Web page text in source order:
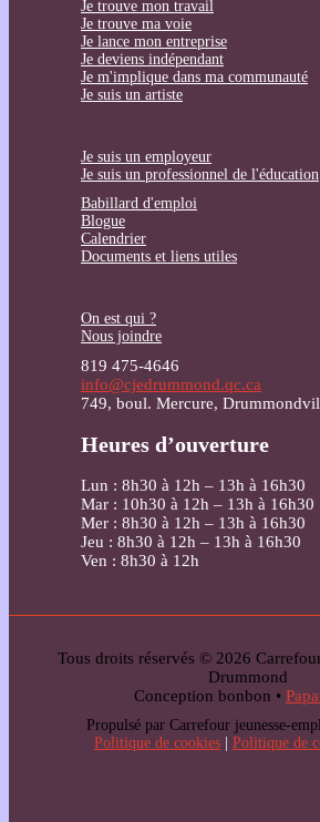
Je trouve mon travail
Je trouve ma voie
Je lance mon entreprise
Je deviens indépendant
Je m'implique dans ma communauté
Je suis un artiste
Je suis un employeur
Je suis un professionnel de l'éducation
Babillard d'emploi
Blogue
Calendrier
Documents et liens utiles
On est qui ?
Nous joindre
819 475-4646
info@cjedrummond.qc.ca
749, boul. Mercure,
Heures d’ouverture
Lun : 8h30 à 12h – 13h à 16h30
Mar : 10h30 à 12h – 13h à 16h30
Mer : 8h30 à 12h – 13h à 16h30
Jeu : 8h30 à 12h – 13h à 16h30
Ven : 8h30 à 12h
Tous droits réservés © 2026
Drummond
Conception bonbon •
Propulsé par Carrefour jeunesse-
Politique de cookies | Politique de